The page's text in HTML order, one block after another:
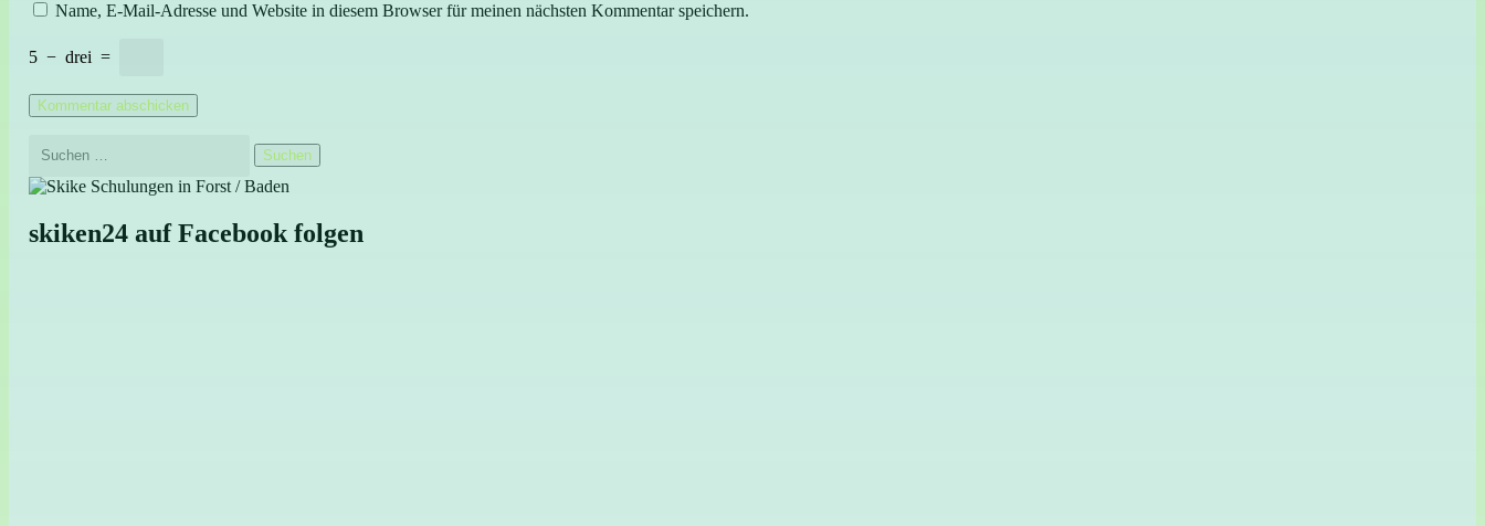
Name, E-Mail-Adresse und Website in diesem Browser für meinen nächsten Kommentar speichern.
5 − drei =
skiken24 auf Facebook folgen